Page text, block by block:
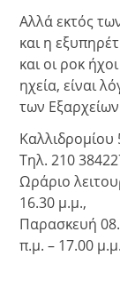
Αλλά εκτός
και η
και οι ροκ
ηχεία, είναι
των
Καλλιδρομίου
Τηλ. 210
Ωράριο
16.30 μ.μ.,
Παρασκευή
π.μ. – 17.00 μ.μ.